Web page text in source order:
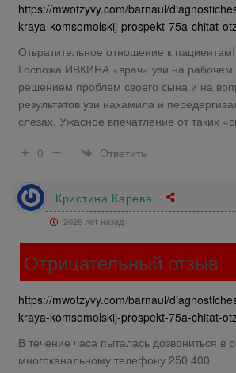
https://mwotzyvy.com/barnaul/
kraya-komsomolskij-prospekt-75a-chitat-
Отвратительное отношение к пациентам!
Госпожа ИВКИНА «врач» узи на рабочем
решением проблем своего сына и на
результатов узи нахамила и
слезах. Ужасное впечатление от таких
0
Ответить
Кристина Карева
2026 лет назад
Отрицательный отзыв
https://mwotzyvy.com/barnaul/
kraya-komsomolskij-prospekt-75a-chitat-
В течение часа пыталась дозвониться в
многоканальному телефону 250 400 .